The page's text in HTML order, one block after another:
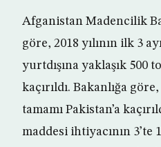
Afganistan Madencilik
göre, 2018 yılının ilk 3
yurtdışına yaklaşık 500
kaçırıldı. Bakanlığa
tamamı Pakistan’a
maddesi ihtiyacının 3’te